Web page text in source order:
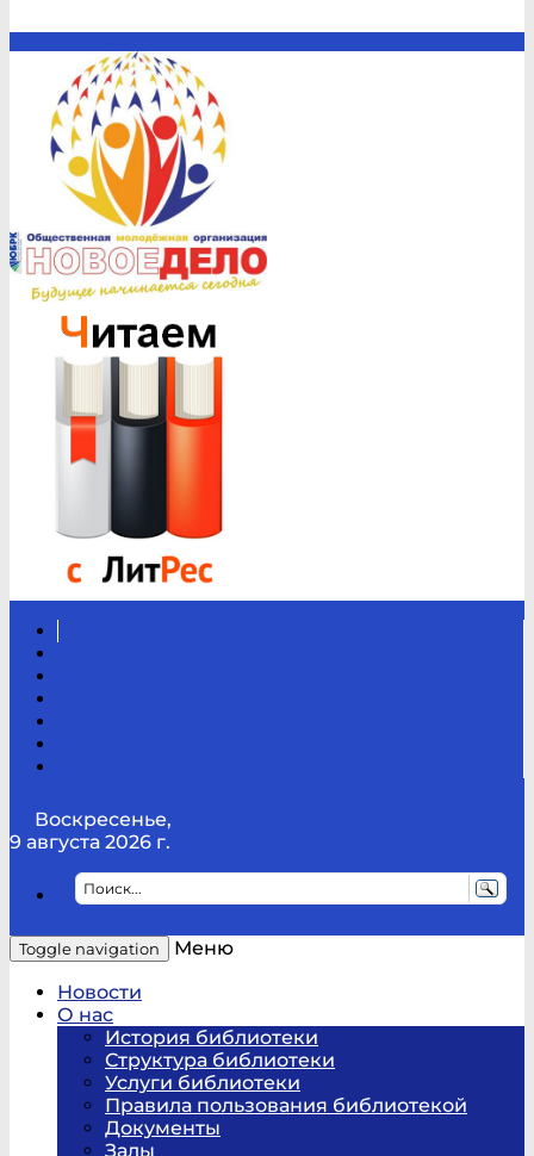
Воскресенье,
9 августа 2026 г.
Toggle navigation
Меню
Новости
О нас
История библиотеки
Структура библиотеки
Услуги библиотеки
Правила пользования библиотекой
Документы
Залы